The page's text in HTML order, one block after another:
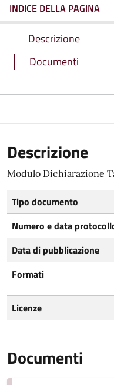
INDICE DELLA PAGINA
Descrizione
Documenti
Descrizione
Modulo Dichiarazione
Tipo documento
Numero e data
Data di pubblicazione
Formati
Licenze
Documenti